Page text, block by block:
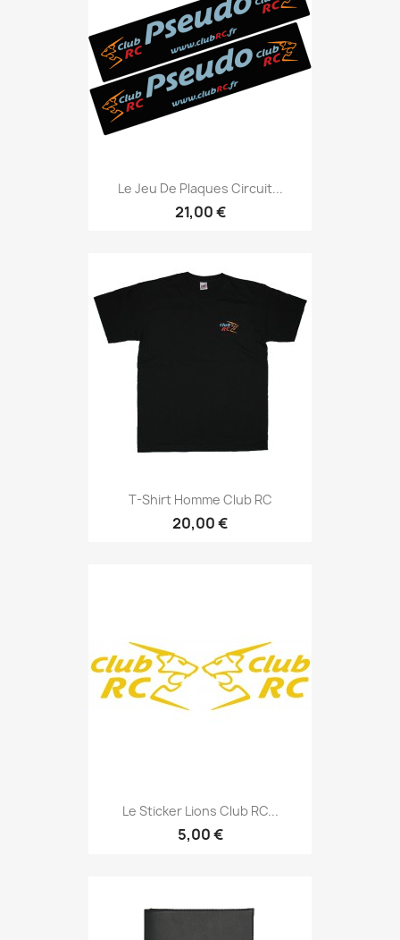
Le Jeu De Plaques Circuit...
21,00 €
T-Shirt Homme Club RC
20,00 €
Le Sticker Lions Club RC...
5,00 €